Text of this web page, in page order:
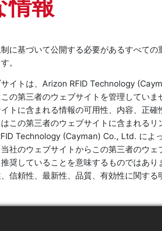
情報
に基づいて公開する必要があるすべて
。
イトは、Arizon RFID Technology
の第三者のウェブサイトを管理してい
トに含まれる情報の可用性、内容、正
この第三者のウェブサイトに含まれるリ
Technology (Cayman) Co., Ltd. によ
社のウェブサイトからこの第三者のウェ
奨していることを意味するものではあり
信頼性、最新性、品質、有効性に関す